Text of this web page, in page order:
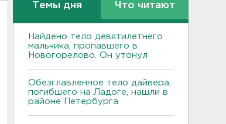
Темы дня Что читают
Найдено тело девятилетнего
мальчика, пропавшего в
Новогорелово. Он утонул
Обезглавленное тело дайвера,
погибшего на Ладоге, нашли в
районе Петербурга